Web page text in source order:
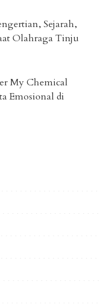
Sejarah,
Olahraga Tinju
My Chemical
Emosional di